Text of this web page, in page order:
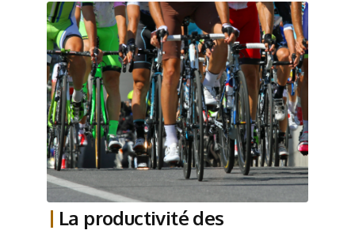
La productivité des